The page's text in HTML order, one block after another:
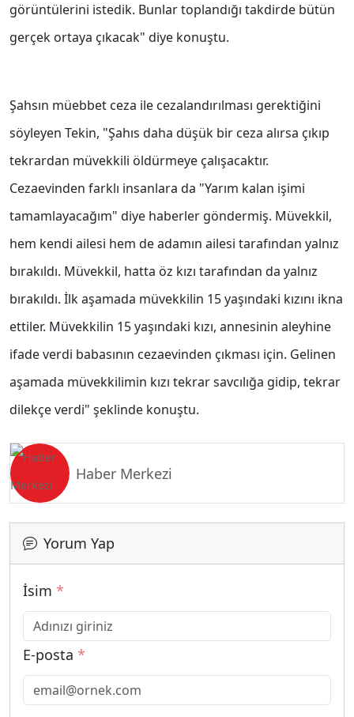
görüntülerini istedik. Bunlar toplandığı takdirde bütün
gerçek ortaya çıkacak" diye konuştu.
Şahsın müebbet ceza ile cezalandırılması gerektiğini
söyleyen Tekin, "Şahıs daha düşük bir ceza alırsa çıkıp
tekrardan müvekkili öldürmeye çalışacaktır.
Cezaevinden farklı insanlara da "Yarım kalan işimi
tamamlayacağım" diye haberler göndermiş. Müvekkil,
hem kendi ailesi hem de adamın ailesi tarafından yalnız
bırakıldı. Müvekkil, hatta öz kızı tarafından da yalnız
bırakıldı. İlk aşamada müvekkilin 15 yaşındaki kızını ikna
ettiler. Müvekkilin 15 yaşındaki kızı, annesinin aleyhine
ifade verdi babasının cezaevinden çıkması için. Gelinen
aşamada müvekkilimin kızı tekrar savcılığa gidip, tekrar
dilekçe verdi" şeklinde konuştu.
Haber Merkezi
Yorum Yap
İsim *
E-posta *